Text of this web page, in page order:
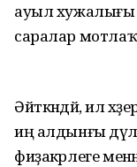
ауыл хужалығы
саралар мотлаҡ
Әйткәндәй, ил
иң алдынғы
фиҙакәрлеге